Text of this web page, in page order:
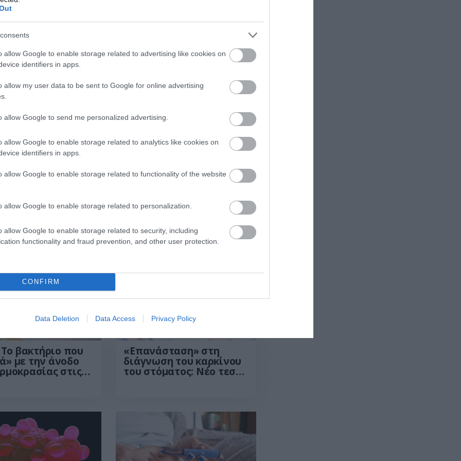
allow Google to enable storage related to advertising like cookies on
identifiers in apps.
allow my user data to be sent to Google for online advertising
allow Google to send me personalized advertising.
allow Google to enable storage related to analytics like cookies on
identifiers in apps.
allow Google to enable storage related to functionality of the website
allow Google to enable storage related to personalization.
allow Google to enable storage related to security, including
functionality and fraud prevention, and other user protection.
CONFIRM
Data Deletion Data Access Privacy Policy
που
στα πόδια
να
καρδιαγγειακό
Νέα έρευνα: Σημαντική
τεστοστερόνης στους
αλλεργίες:
να τις
τις
Ο ΕΦΕΤ ανακαλεί από
σαλμονέλας – Δείτε ποια
βακτήριο που
με την άνοδο
στις
«Επανάσταση» στη
διάγνωση του καρκίνου
του στόματος: Νέο τεστ